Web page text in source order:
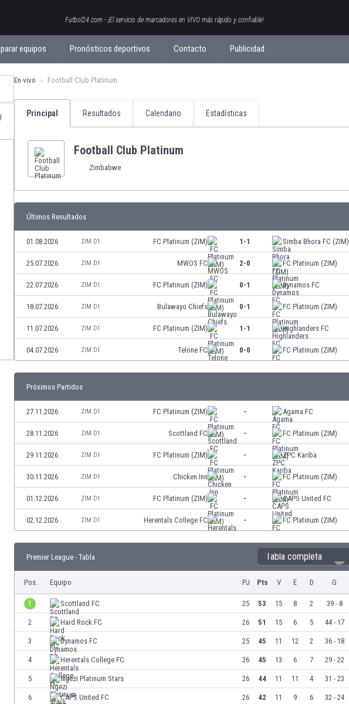
Futbol24.com - ¡El servicio de marcadores en VIVO más rápido y confiable!
equipos Pronósticos deportivos Contacto Publicidad
En vivo Football Club Platinum
Principal Resultados Calendario Estadísticas
Football Club Platinum
Zimbabwe
Últimos Resultados
01.08.2026 ZIM D1 FC Platinum (ZIM) 1-1 Simba Bhora FC (ZIM)
25.07.2026 ZIM D1 MWOS FC 2-0 FC Platinum (ZIM)
22.07.2026 ZIM D1 FC Platinum (ZIM) 0-1 Dynamos FC
18.07.2026 ZIM D1 Bulawayo Chiefs 0-1 FC Platinum (ZIM)
11.07.2026 ZIM D1 FC Platinum (ZIM) 1-1 Highlanders FC
04.07.2026 ZIM D1 Telone FC 0-0 FC Platinum (ZIM)
Próximos Partidos
27.11.2026 ZIM D1 FC Platinum (ZIM) - Agama FC
28.11.2026 ZIM D1 Scottland FC - FC Platinum (ZIM)
29.11.2026 ZIM D1 FC Platinum (ZIM) - ZPC Kariba
30.11.2026 ZIM D1 Chicken Inn - FC Platinum (ZIM)
01.12.2026 ZIM D1 FC Platinum (ZIM) - CAPS United FC
02.12.2026 ZIM D1 Herentals College FC - FC Platinum (ZIM)
Premier League - Tabla Tabla completa
Pos. Equipo PJ Pts V E D G
1 Scottland FC 25 53 15 8 2 39 - 8
2 Hard Rock FC 26 51 15 6 5 44 - 17
3 Dynamos FC 25 45 11 12 2 36 - 18
4 Herentals College FC 26 45 13 6 7 29 - 22
5 Ngezi Platinum Stars 26 44 11 11 4 31 - 23
6 CAPS United FC 26 42 11 9 6 32 - 24